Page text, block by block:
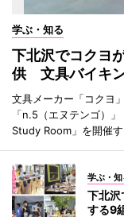
学ぶ・知る
下北沢でコクヨ
供 文具バイキ
文具メーカー「コクヨ
「n.5（エヌテンゴ）
Study Room」を開催す
学ぶ・知
下北
する9